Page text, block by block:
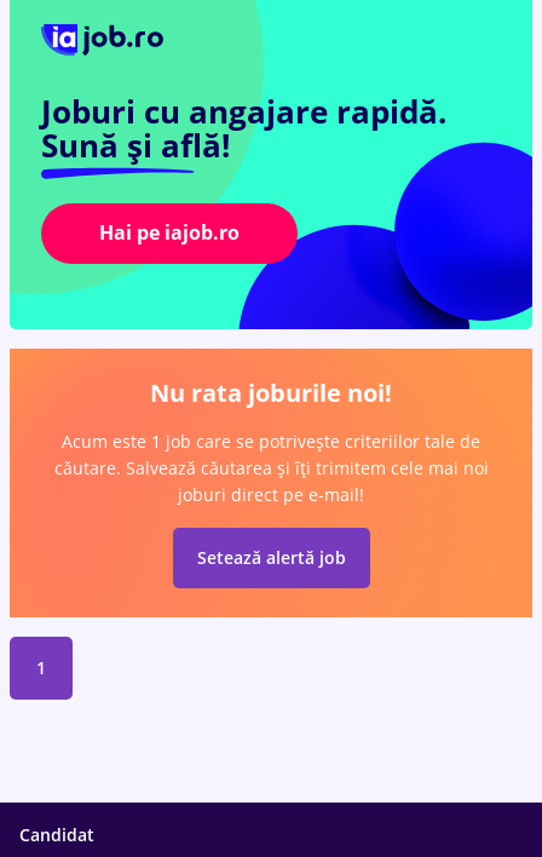
Joburi cu angajare rapidă.
Sună și află!
Hai pe iajob.ro
Nu rata joburile noi!
Acum este 1 job care se potrivește criteriilor tale de
căutare. Salvează căutarea și îți trimitem cele mai noi
joburi direct pe e-mail!
Setează alertă job
1
Candidat